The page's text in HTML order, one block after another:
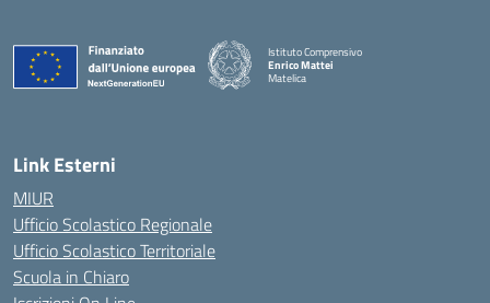
Istituto Comprensivo
Enrico Mattei
Matelica
Link Esterni
MIUR
Ufficio Scolastico Regionale
Ufficio Scolastico Territoriale
Scuola in Chiaro